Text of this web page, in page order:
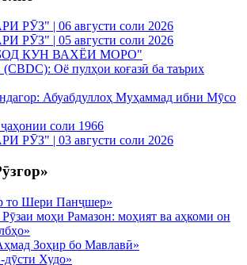
РӮЗ" | 06 августи соли 2026
РӮЗ" | 05 августи соли 2026
КУН ВАХЁИ МОРО"
Оё пулҳои коғазӣ ба таърих
Абуабдуллоҳ Муҳаммад ибни Мӯсо
соли 1966
РӮЗ" | 03 августи соли 2026
то Шери Панҷшер»
моҳи Рамазон: моҳият ва аҳкоми он
Зоҳир бо Мавлавӣ»
Худо»